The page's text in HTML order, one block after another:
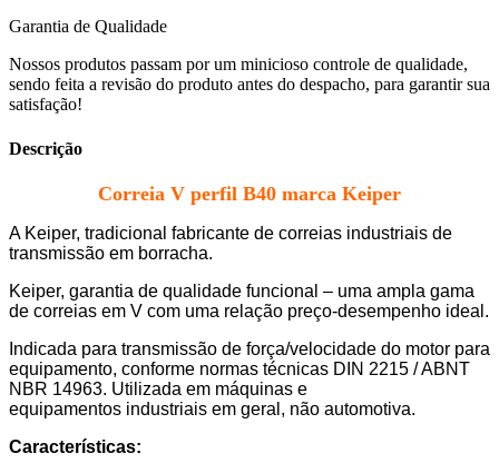
Garantia de Qualidade
Nossos produtos passam por um minicioso controle de qualidade,
sendo feita a revisão do produto antes do despacho, para garantir sua
satisfação!
Descrição
Correia V perfil B40 marca Keiper
A Keiper, tradicional fabricante de correias industriais de
transmissão em borracha.
Keiper, garantia de qualidade funcional – uma ampla gama
de correias em V com uma relação preço-desempenho ideal.
Indicada para transmissão de força/velocidade do motor para
equipamento, conforme normas técnicas DIN 2215 / ABNT
NBR 14963. Utilizada em máquinas e
equipamentos industriais em geral, não automotiva.
Características: